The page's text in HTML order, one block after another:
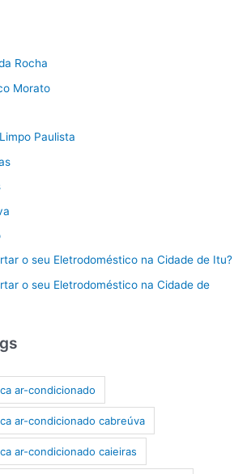
Rocha
Morato
Paulista
o seu Eletrodoméstico na Cidade de Itu?
o seu Eletrodoméstico na Cidade de
ar-condicionado
ar-condicionado cabreúva
ar-condicionado caieiras